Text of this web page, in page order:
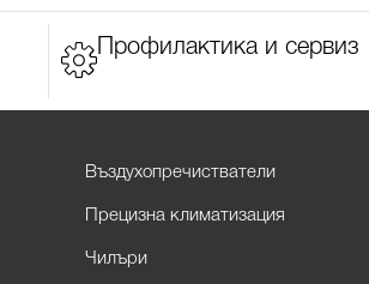
Профилактика и сервиз
Въздухопречистватели
Прецизна климатизация
Чилъри